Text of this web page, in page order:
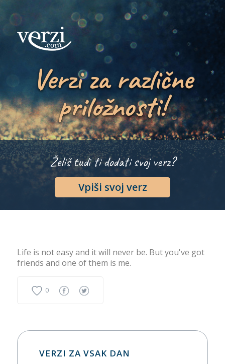
Verzi za različne
priložnosti!
Želiš tudi ti dodati svoj verz?
Vpiši svoj verz
Life is not easy and it will never be. But you've got
friends and one of them is me.
0
VERZI ZA VSAK DAN